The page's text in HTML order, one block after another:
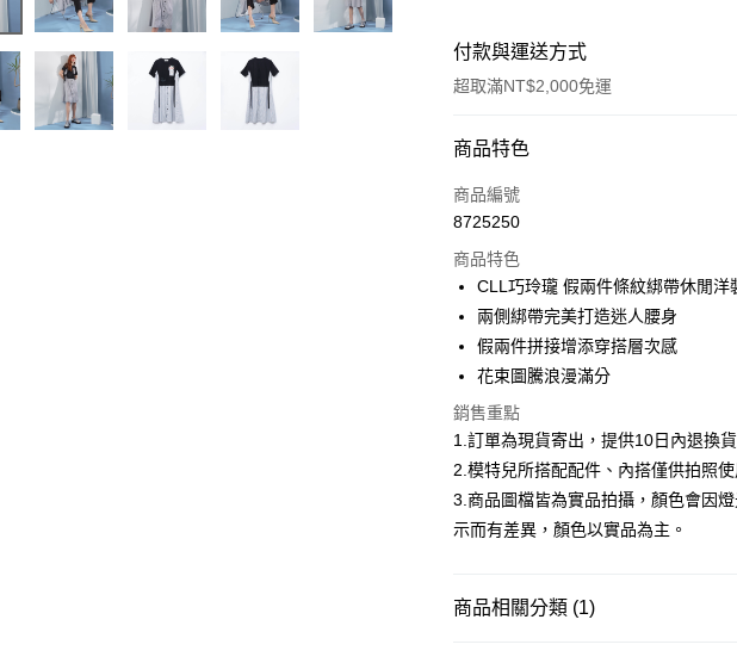
付款與運送方式
超取滿NT$2,000免運
付款方式
信用卡一次付款
3 期 0 利率 每期 NT$399
合作金庫商業銀行
華南商業銀行
國泰世華商業銀行
臺灣中小企業銀行
匯豐（台灣）商業銀行
華
聯邦商業銀行
玉山商業銀行
台新國際商業銀行
超商取貨付款
Apple Pay
街口支付
悠遊付
Google Pay
相關說明
商品特色
商品編號
8725250
商品特色
CLL巧玲瓏 假兩件條紋綁帶休閒洋
兩側綁帶完美打造迷人腰身
假兩件拼接增添穿搭層次感
花束圖騰浪漫滿分
銷售重點
1.訂單為現貨寄出，提供10日內退換貨
2.模特兒所搭配配件、內搭僅供拍照
3.商品圖檔皆為實品拍攝，顏色會因
示而有差異，顏色以實品為主。
商品相關分類 (1)